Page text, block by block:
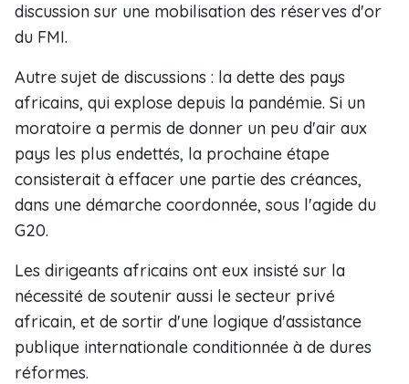
discussion sur une mobilisation des réserves d'or
du FMI.
Autre sujet de discussions : la dette des pays
africains, qui explose depuis la pandémie. Si un
moratoire a permis de donner un peu d'air aux
pays les plus endettés, la prochaine étape
consisterait à effacer une partie des créances,
dans une démarche coordonnée, sous l'agide du
G20.
Les dirigeants africains ont eux insisté sur la
nécessité de soutenir aussi le secteur privé
africain, et de sortir d'une logique d'assistance
publique internationale conditionnée à de dures
réformes.